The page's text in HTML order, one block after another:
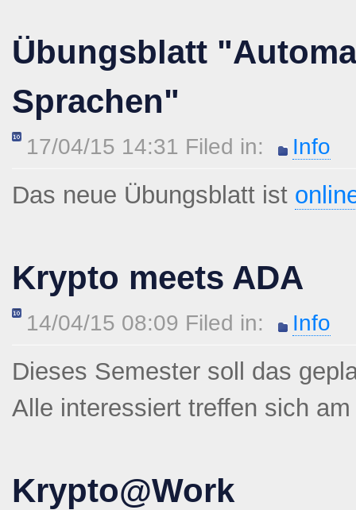
Übungsblatt
Sprachen"
17/04/15 14:31 Filed in: Info
Das neue Übungsblatt ist
Krypto meets ADA
14/04/15 08:09 Filed in: Info
Dieses Semester soll das
Alle interessiert treffen sich
Krypto@Work